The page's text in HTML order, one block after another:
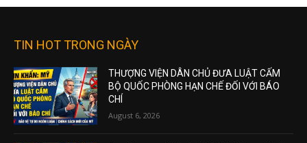
TIN HOT TRONG NGÀY
THƯỢNG VIỆN DÂN CHỦ ĐƯA LUẬT CẤM
BỘ QUỐC PHÒNG HẠN CHẾ ĐỐI VỚI BÁO
CHÍ
August 6, 2026